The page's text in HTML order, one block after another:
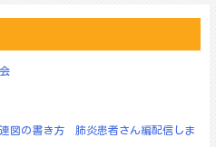
図の書き方 肺炎患者さん編配信しま